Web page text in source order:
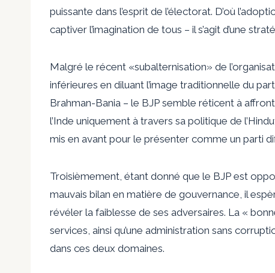
puissante dans l’esprit de l’électorat. D’où
captiver l’imagination de tous – il s’agit d’une
Malgré le récent «subalternisation» de
inférieures en diluant l’image traditionnelle du
Brahman-Bania – le BJP semble réticent à
l’Inde uniquement à travers sa politique de
mis en avant pour le présenter comme un parti
Troisièmement, étant donné que le BJP est
mauvais bilan en matière de gouvernance, il
révéler la faiblesse de ses adversaires. La «
services, ainsi qu’une administration sans
dans ces deux domaines.